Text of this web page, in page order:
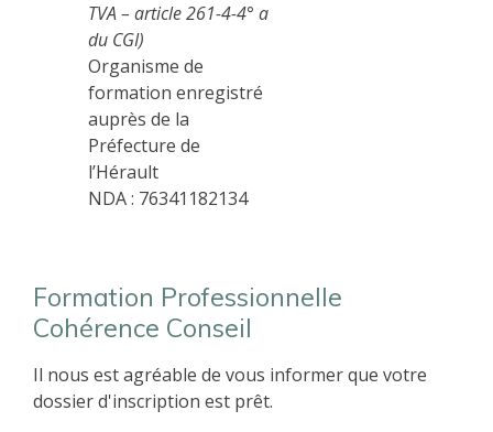
TVA – article 261-4-4° a
du CGI)
Organisme de
formation enregistré
auprès de la
Préfecture de
l’Hérault
NDA : 76341182134
Formation Professionnelle
Cohérence Conseil
Il nous est agréable de vous informer que votre
dossier d'inscription est prêt.